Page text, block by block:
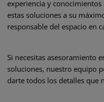
experiencia y conocimientos
estas soluciones a su
responsable del espacio en
Si necesitas asesoramiento
soluciones, nuestro equipo
darte todos los detalles que